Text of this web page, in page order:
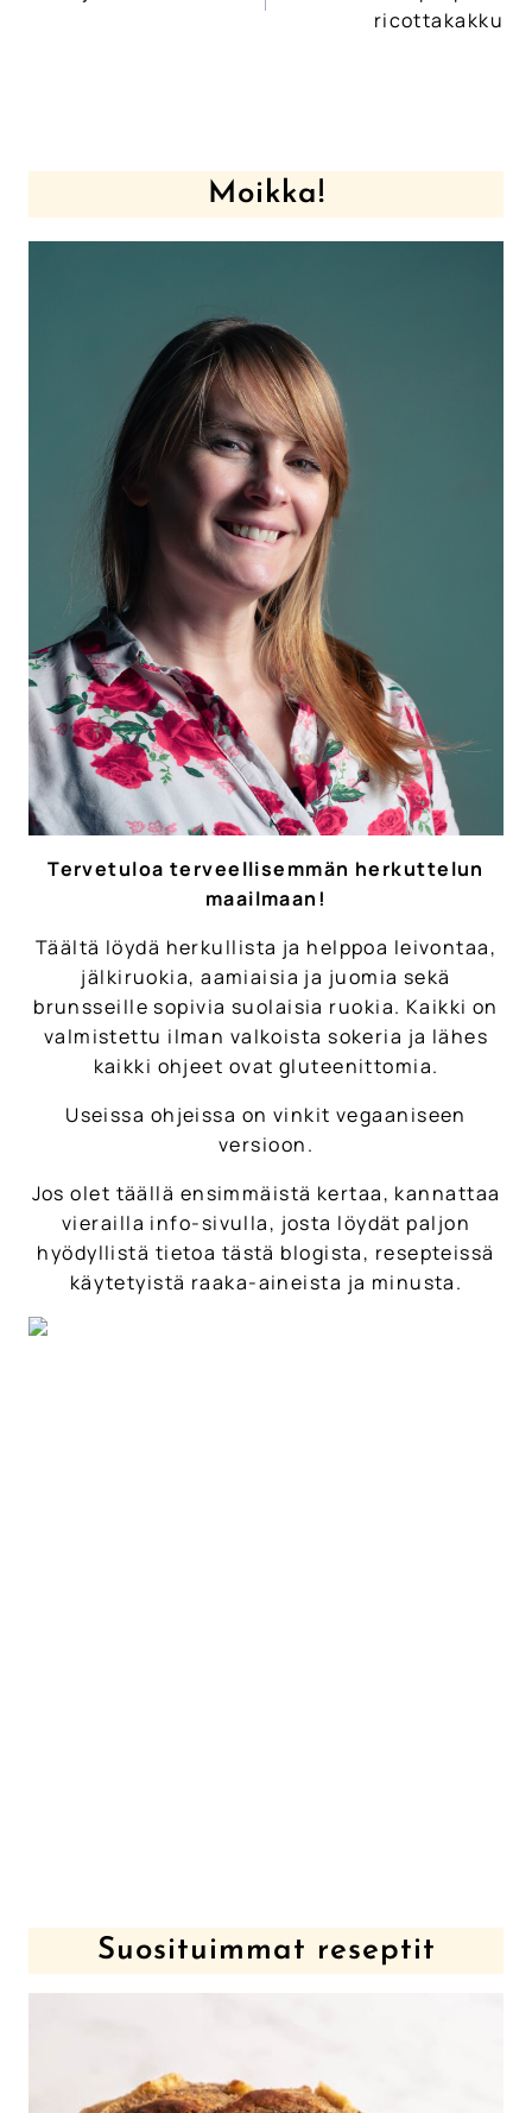
ricottakakku
Moikka!
Tervetuloa terveellisemmän herkuttelun
maailmaan!
Täältä löydä herkullista ja helppoa leivontaa,
jälkiruokia, aamiaisia ja juomia sekä
brunsseille sopivia suolaisia ruokia. Kaikki on
valmistettu ilman valkoista sokeria ja lähes
kaikki ohjeet ovat gluteenittomia.
Useissa ohjeissa on vinkit vegaaniseen
versioon.
Jos olet täällä ensimmäistä kertaa, kannattaa
vierailla info-sivulla, josta löydät paljon
hyödyllistä tietoa tästä blogista, resepteissä
käytetyistä raaka-aineista ja minusta.
Suosituimmat reseptit